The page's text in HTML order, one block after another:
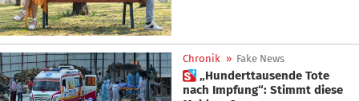
Chronik » Fake News
 „Hunderttausende Tote
nach Impfung“: Stimmt diese